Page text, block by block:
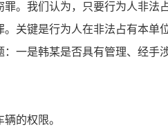
。我们认为，只要行为人非法
。关键是行为人在非法占有本单
一是韩某是否具有管理、经手
的权限。